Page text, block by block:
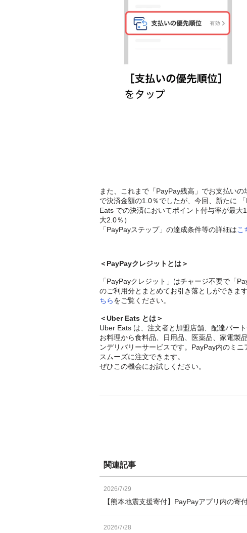
また、これまで「PayPay残高」でお支払い
で決済金額の1.0％でしたが、今回、新たに
Eats での決済においてポイント付与率が最
大2.0％）
「PayPayステップ」の達成条件等の詳細はこ
＜PayPayクレジットとは＞
「PayPayクレジット」はチャージ不要で「
のご利用分とまとめてお引き落としができま
ちらをご覧ください。
＜Uber Eats とは＞
Uber Eats は、注文者と加盟店舗、配達パー
お料理から食料品、日用品、医薬品、家電製
ンデリバリーサービスです。PayPay内のミ
スムーズに注文できます。
ぜひこの機会にお試しください。
関連記事
2026/7/29
【熊本地震支援寄付】PayPayアプリ内の寄
2026/7/28